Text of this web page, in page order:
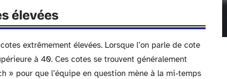
élevées
extrêmement élevées. Lorsque l’on parle de cote
à 40. Ces cotes se trouvent généralement
» pour que l’équipe en question mène à la mi-temps